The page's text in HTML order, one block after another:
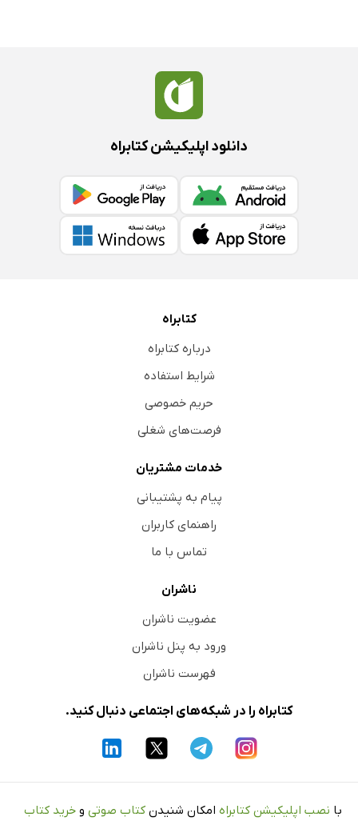
دانلود اپلیکیشن کتابراه
کتابراه
درباره کتابراه
شرایط استفاده
حریم خصوصی
فرصت‌های شغلی
خدمات مشتریان
پیام به پشتیبانی
راهنمای کاربران
تماس با ما
ناشران
عضویت ناشران
ورود به پنل ناشران
فهرست ناشران
کتابراه را در شبکه‌های اجتماعی دنبال کنید.
با نصب اپلیکیشن کتابراه امکان شنیدن کتاب صوتی و خرید کتاب